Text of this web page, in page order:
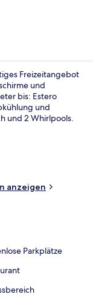
Freizeitangebot
und
bis: Estero
und
und 2 Whirlpools.
zum Frühstück
Terrasse freuen.
versehen.
Personal
anzeigen
Parkplätze